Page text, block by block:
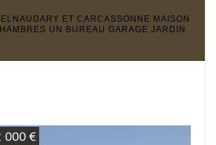
ET CARCASSONNE MAISON
UN BUREAU GARAGE JARDIN
000 €